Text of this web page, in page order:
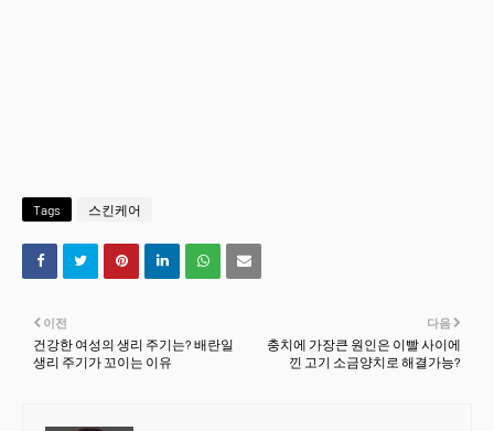
Tags 스킨케어
다음
충치에 가장큰 원인은 이빨 사이에
낀 고기 소금양치로 해결가능?
이전
건강한 여성의 생리 주기는? 배란일
생리 주기가 꼬이는 이유